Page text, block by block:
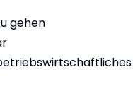
gehen